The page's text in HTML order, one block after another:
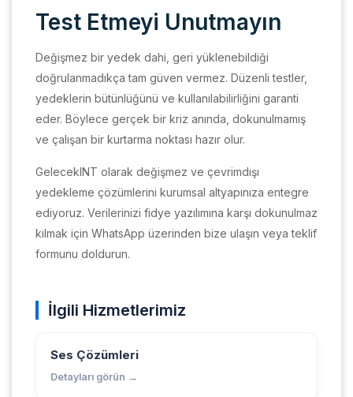
Test Etmeyi Unutmayın
Değişmez bir yedek dahi, geri yüklenebildiği
doğrulanmadıkça tam güven vermez. Düzenli testler,
yedeklerin bütünlüğünü ve kullanılabilirliğini garanti
eder. Böylece gerçek bir kriz anında, dokunulmamış
ve çalışan bir kurtarma noktası hazır olur.
GelecekINT olarak değişmez ve çevrimdışı
yedekleme çözümlerini kurumsal altyapınıza entegre
ediyoruz. Verilerinizi fidye yazılımına karşı dokunulmaz
kılmak için WhatsApp üzerinden bize ulaşın veya teklif
formunu doldurun.
İlgili Hizmetlerimiz
Ses Çözümleri
Detayları görün →